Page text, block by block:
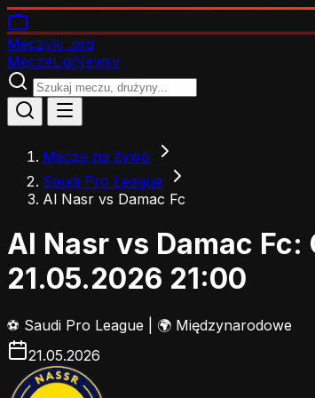
Meczyki .org
MeczeLigiNewsy
Mecze na żywo
Saudi Pro League
Al Nasr vs Damac Fc
Al Nasr vs Damac
21.05.2026 21:00
⚽ Saudi Pro League
🌍 Międzynarodowe
21.05.2026